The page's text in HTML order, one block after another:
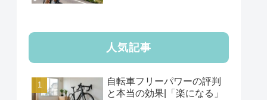
人気記事
自転車フリーパワーの評判
と本当の効果|「楽になる」